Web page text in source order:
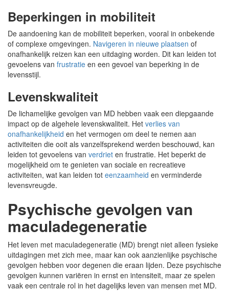
Beperkingen in mobiliteit
De aandoening kan de mobiliteit beperken, vooral in onbekende
of complexe omgevingen. Navigeren in nieuwe plaatsen of
onafhankelijk reizen kan een uitdaging worden. Dit kan leiden tot
gevoelens van frustratie en een gevoel van beperking in de
levensstijl.
Levenskwaliteit
De lichamelijke gevolgen van MD hebben vaak een diepgaande
impact op de algehele levenskwaliteit. Het verlies van
onafhankelijkheid en het vermogen om deel te nemen aan
activiteiten die ooit als vanzelfsprekend werden beschouwd, kan
leiden tot gevoelens van verdriet en frustratie. Het beperkt de
mogelijkheid om te genieten van sociale en recreatieve
activiteiten, wat kan leiden tot eenzaamheid en verminderde
levensvreugde.
Psychische gevolgen van
maculadegeneratie
Het leven met maculadegeneratie (MD) brengt niet alleen fysieke
uitdagingen met zich mee, maar kan ook aanzienlijke psychische
gevolgen hebben voor degenen die eraan lijden. Deze psychische
gevolgen kunnen variëren in ernst en intensiteit, maar ze spelen
vaak een centrale rol in het dagelijks leven van mensen met MD.